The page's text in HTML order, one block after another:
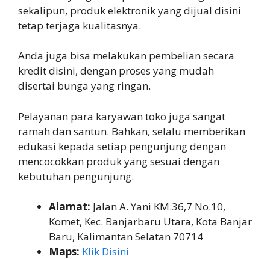
sekalipun, produk elektronik yang dijual disini
tetap terjaga kualitasnya.
Anda juga bisa melakukan pembelian secara
kredit disini, dengan proses yang mudah
disertai bunga yang ringan.
Pelayanan para karyawan toko juga sangat
ramah dan santun. Bahkan, selalu memberikan
edukasi kepada setiap pengunjung dengan
mencocokkan produk yang sesuai dengan
kebutuhan pengunjung.
Alamat: Jalan A. Yani KM.36,7 No.10,
Komet, Kec. Banjarbaru Utara, Kota Banjar
Baru, Kalimantan Selatan 70714
Maps: Klik Disini